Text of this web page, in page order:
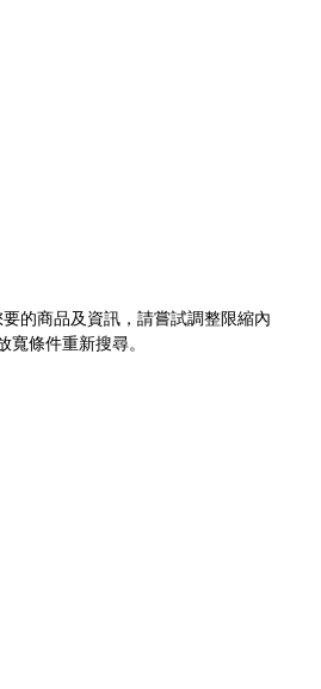
的商品及資訊，請嘗試調整限縮內
寬條件重新搜尋。